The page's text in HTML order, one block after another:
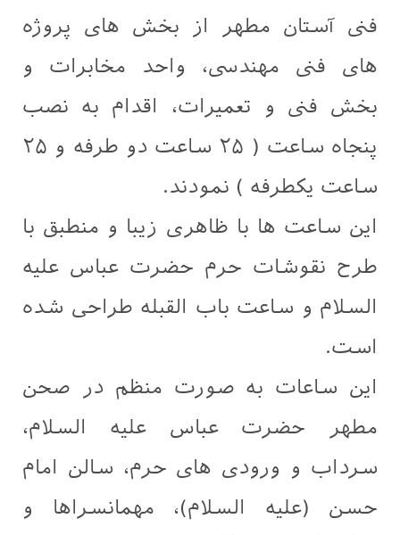
فنی آستان مطهر از بخش های پروژه
های فنی مهندسی، واحد مخابرات و
بخش فنی و تعمیرات، اقدام به نصب
پنجاه ساعت ( ۲۵ ساعت دو طرفه و ۲۵
ساعت یکطرفه ) نمودند.
این ساعت ها با ظاهری زیبا و منطبق با
طرح نقوشات حرم حضرت عباس علیه
السلام و ساعت باب القبله طراحی شده
است.
این ساعات به صورت منظم در صحن
مطهر حضرت عباس علیه السلام،
سرداب و ورودی های حرم، سالن امام
حسن (علیه السلام)، مهمانسراها و